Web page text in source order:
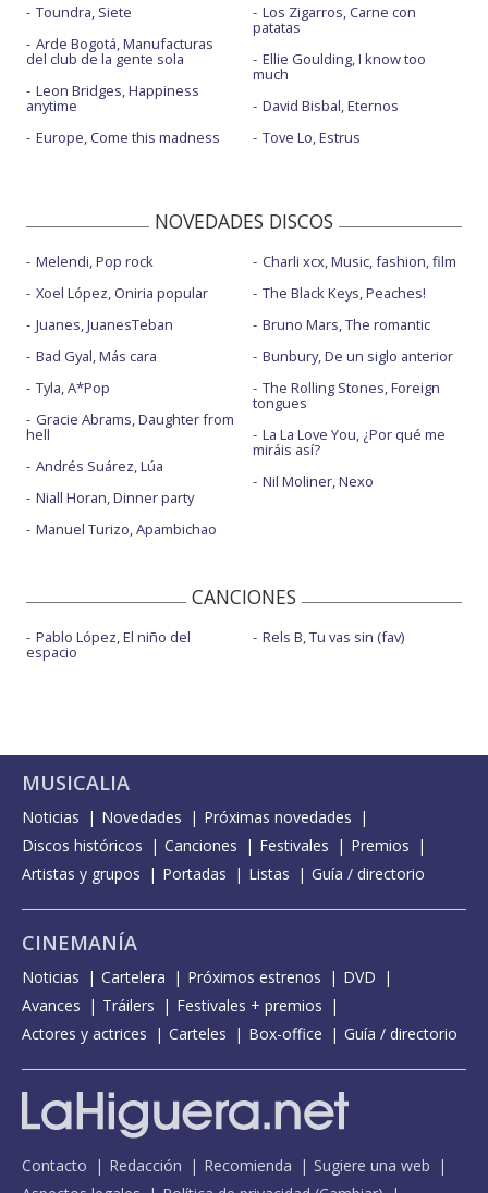
Toundra, Siete
Arde Bogotá, Manufacturas
del club de la gente sola
Leon Bridges, Happiness
anytime
Europe, Come this madness
Los Zigarros, Carne con
patatas
Ellie Goulding, I know too
much
David Bisbal, Eternos
Tove Lo, Estrus
NOVEDADES DISCOS
Melendi, Pop rock
Xoel López, Oniria popular
Juanes, JuanesTeban
Bad Gyal, Más cara
Tyla, A*Pop
Gracie Abrams, Daughter from
hell
Andrés Suárez, Lúa
Niall Horan, Dinner party
Manuel Turizo, Apambichao
Charli xcx, Music, fashion, film
The Black Keys, Peaches!
Bruno Mars, The romantic
Bunbury, De un siglo anterior
The Rolling Stones, Foreign
tongues
La La Love You, ¿Por qué me
miráis así?
Nil Moliner, Nexo
CANCIONES
Pablo López, El niño del
espacio
Rels B, Tu vas sin (fav)
MUSICALIA
Noticias Novedades
Próximas novedades
Discos históricos
Canciones Festivales
Premios
Artistas y grupos
Portadas Listas Guía / directorio
CINEMANÍA
Noticias Cartelera Próximos estrenos
DVD
Avances
Tráilers
Festivales + premios
Actores y actrices
Carteles Box-office Guía / directorio
Contacto Redacción Recomienda
Sugiere una web